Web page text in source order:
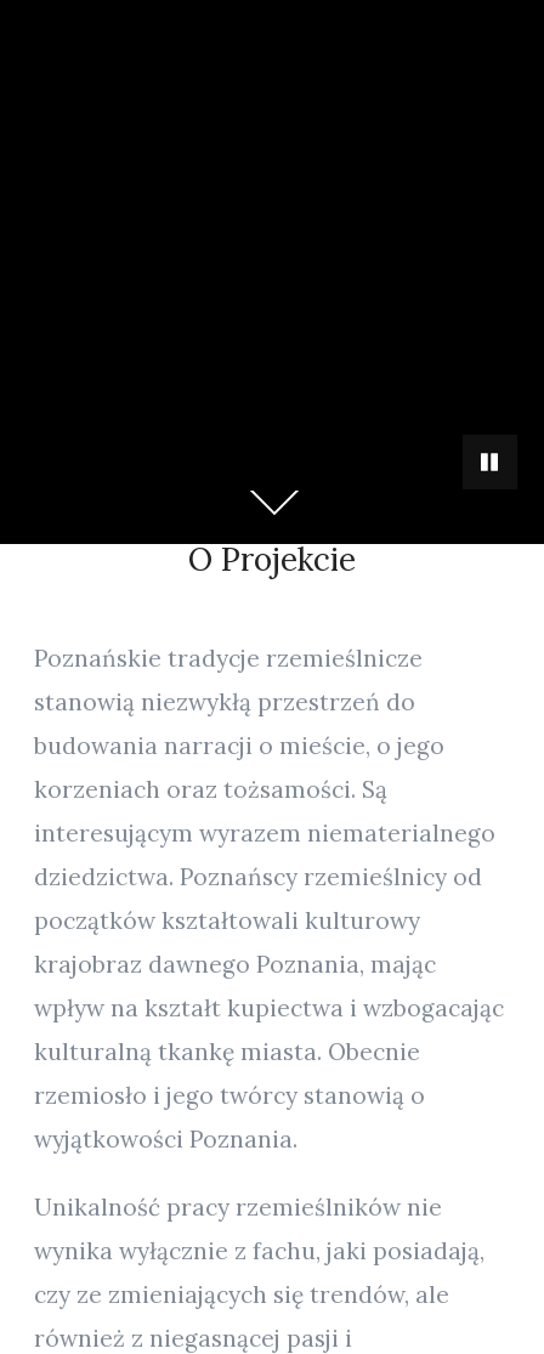
O Projekcie
Poznańskie tradycje rzemieślnicze
stanowią niezwykłą przestrzeń do
budowania narracji o mieście, o jego
korzeniach oraz tożsamości. Są
interesującym wyrazem niematerialnego
dziedzictwa. Poznańscy rzemieślnicy od
początków kształtowali kulturowy
krajobraz dawnego Poznania, mając
wpływ na kształt kupiectwa i wzbogacając
kulturalną tkankę miasta. Obecnie
rzemiosło i jego twórcy stanowią o
wyjątkowości Poznania.
Unikalność pracy rzemieślników nie
wynika wyłącznie z fachu, jaki posiadają,
czy ze zmieniających się trendów, ale
również z niegasnącej pasji i